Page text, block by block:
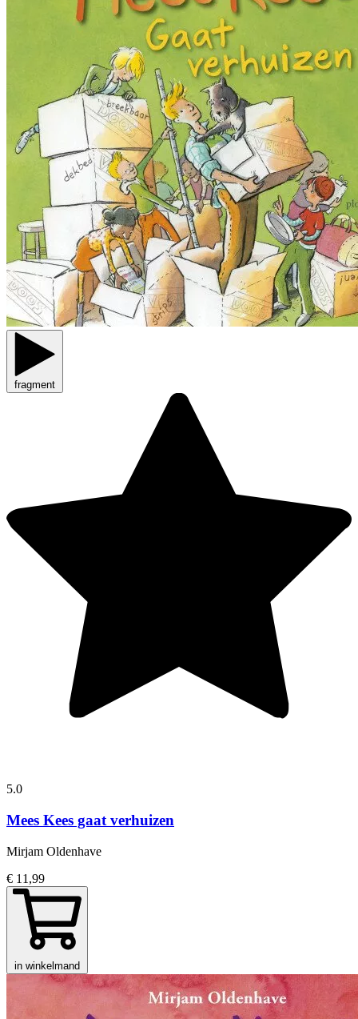
fragment
5.0
Mees Kees gaat verhuizen
Mirjam Oldenhave
€ 11,99
in winkelmand